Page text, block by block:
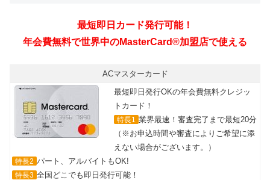
ACマスターカード
最短即日発行OKの年会費無料クレジッ
トカード！
特長1 業界最速！審査完了まで最短20分
（※お申込時間や審査によりご希望に添
えない場合がございます。）
特長2 パート、アルバイトもOK!
特長3 全国どこでも即日発行可能！